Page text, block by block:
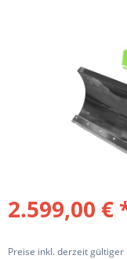
2.599,00 €
Preise inkl. derzeit gültiger